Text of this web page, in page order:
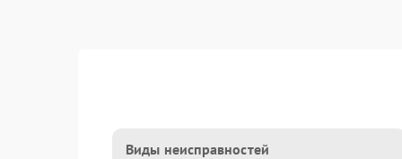
Виды неисправностей